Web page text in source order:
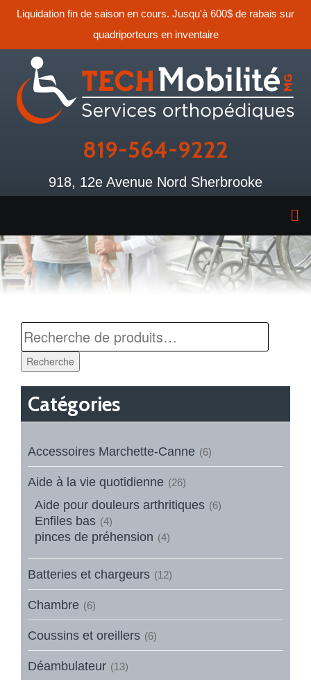
Liquidation fin de saison en cours. Jusqu'à 600$ de rabais sur
quadriporteurs en inventaire
819-564-9222
918, 12e Avenue Nord Sherbrooke
Recherche
Catégories
Accessoires Marchette-Canne (6)
Aide à la vie quotidienne (26)
Aide pour douleurs arthritiques (6)
Enfiles bas (4)
pinces de préhension (4)
Batteries et chargeurs (12)
Chambre (6)
Coussins et oreillers (6)
Déambulateur (13)